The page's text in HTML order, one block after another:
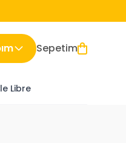
Sepetim
Libre